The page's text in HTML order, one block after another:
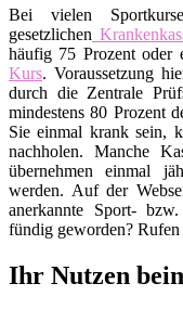
Bei vielen
gesetzlichen
häufig 75 Prozent oder
Kurs. Voraussetzung
durch die Zentrale
mindestens 80 Prozent
Sie einmal krank sein,
nachholen. Manche
übernehmen einmal
werden. Auf der
anerkannte Sport-
fündig geworden? Rufen
Ihr Nutzen